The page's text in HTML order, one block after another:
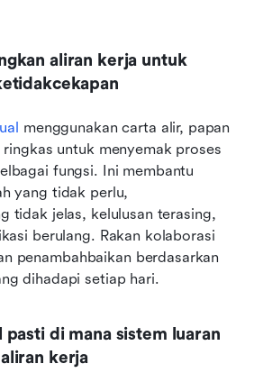
aliran kerja untuk
menggunakan carta alir, papan
untuk menyemak proses
fungsi. Ini membantu
yang tidak perlu,
tidak jelas, kelulusan terasing,
berulang. Rakan kolaborasi
penambahbaikan berdasarkan
dihadapi setiap hari.
pasti di mana sistem luaran
kerja